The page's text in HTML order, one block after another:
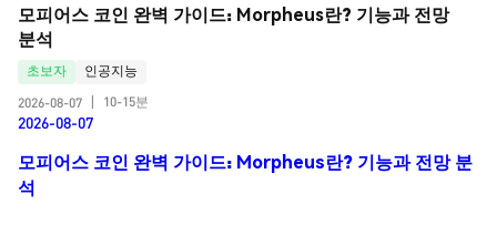
모피어스 코인 완벽 가이드: Morpheus란? 기능과 전망
분석
초보자
인공지능
2026-08-07
10-15분
2026-08-07
모피어스 코인 완벽 가이드: Morpheus란? 기능과 전망 분
석